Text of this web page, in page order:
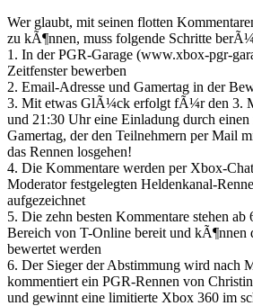
Wer glaubt, mit seinen flotten
zu kÃ¶nnen, muss folgende Schritte
1. In der PGR-Garage (www.xbox-pgr-
Zeitfenster bewerben
2. Email-Adresse und Gamertag in der
3. Mit etwas GlÃ¼ck erfolgt fÃ¼r den 3.
und 21:30 Uhr eine Einladung durch einen
Gamertag, der den Teilnehmern per Mail
das Rennen losgehen!
4. Die Kommentare werden per Xbox-
Moderator festgelegten Heldenkanal-
aufgezeichnet
5. Die zehn besten Kommentare stehen
Bereich von T-Online bereit und kÃ¶nnen
bewertet werden
6. Der Sieger der Abstimmung wird nach
kommentiert ein PGR-Rennen von
und gewinnt eine limitierte Xbox 360 im